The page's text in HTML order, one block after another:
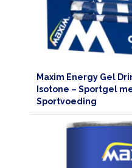
Maxim Energy Gel
Isotone – Sportgel
Sportvoeding